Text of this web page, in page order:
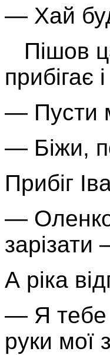
— Хай
Пішов
прибігає
— Пусти
— Біжи,
Прибіг
— Оленко
зарі­зати
А ріка
— Я тебе
руки мої